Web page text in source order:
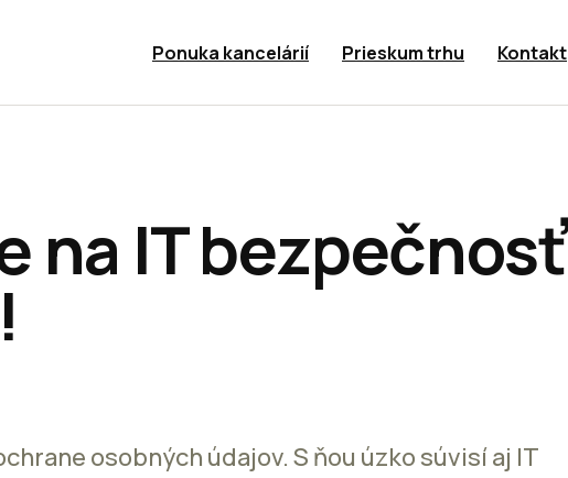
Ponuka kancelárií Prieskum trhu Kontakt
na IT bezpečnosť
osobných údajov. S ňou úzko súvisí aj IT